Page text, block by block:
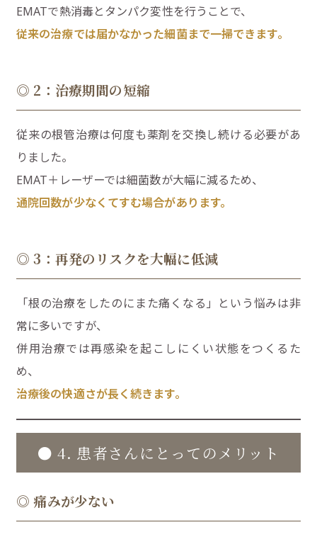
EMATで熱消毒とタンパク変性を行うことで、
従来の治療では届かなかった細菌まで一掃できます。
◎ 2：治療期間の短縮
従来の根管治療は何度も薬剤を交換し続ける必要があ
りました。
EMAT＋レーザーでは細菌数が大幅に減るため、
通院回数が少なくてすむ場合があります。
◎ 3：再発のリスクを大幅に低減
「根の治療をしたのにまた痛くなる」という悩みは非
常に多いですが、
併用治療では再感染を起こしにくい状態をつくるた
め、
治療後の快適さが長く続きます。
● 4. 患者さんにとってのメリット
◎ 痛みが少ない